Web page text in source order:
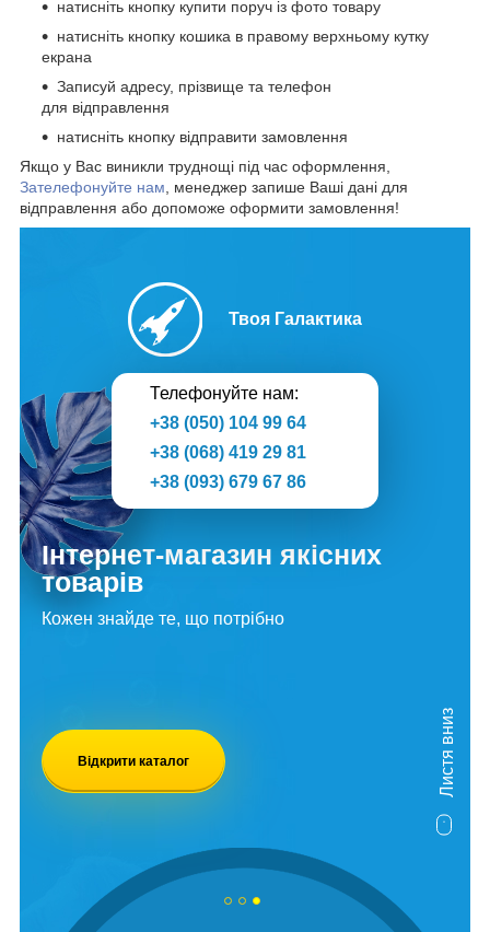
натисніть кнопку купити поруч із фото товару
натисніть кнопку кошика в правому верхньому кутку
екрана
Записуй адресу, прізвище та телефон
для відправлення
натисніть кнопку відправити замовлення
Якщо у Вас виникли труднощі під час оформлення,
Зателефонуйте нам , менеджер запише Ваші дані для
відправлення або допоможе оформити замовлення!
Твоя Галактика
Телефонуйте нам:
+38 (050) 104 99 64
+38 (068) 419 29 81
+38 (093) 679 67 86
Інтернет-магазин якісних
товарів
Кожен знайде те, що потрібно
Відкрити каталог Листя вниз